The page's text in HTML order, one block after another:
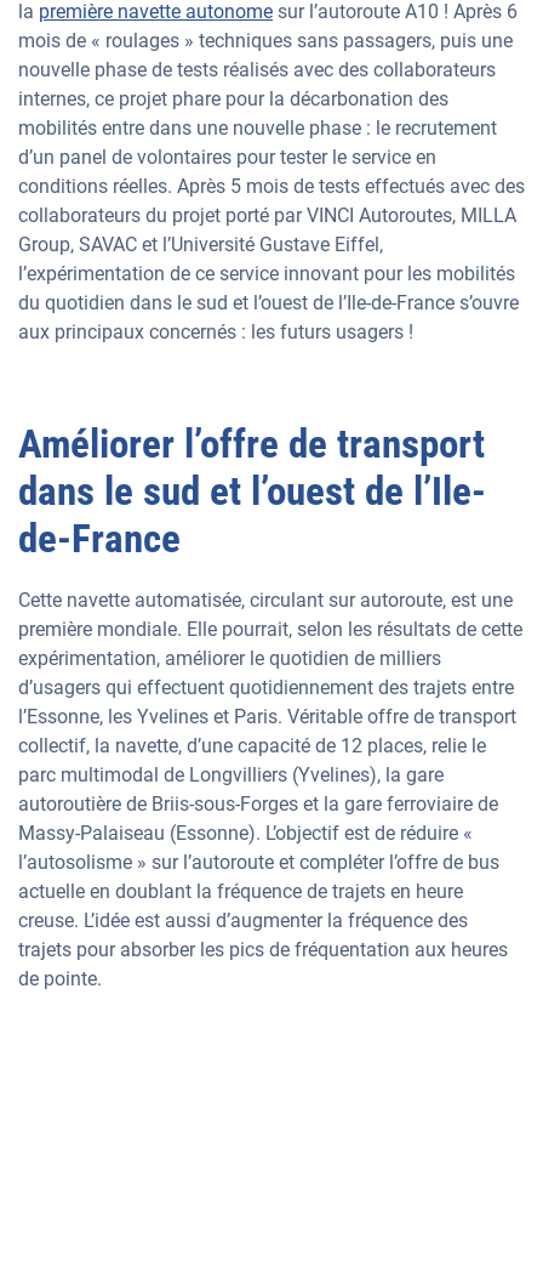
la première navette autonome sur l’autoroute A10 ! Après 6
mois de « roulages » techniques sans passagers, puis une
nouvelle phase de tests réalisés avec des collaborateurs
internes, ce projet phare pour la décarbonation des
mobilités entre dans une nouvelle phase : le recrutement
d’un panel de volontaires pour tester le service en
conditions réelles. Après 5 mois de tests effectués avec des
collaborateurs du projet porté par VINCI Autoroutes, MILLA
Group, SAVAC et l’Université Gustave Eiffel,
l’expérimentation de ce service innovant pour les mobilités
du quotidien dans le sud et l’ouest de l’Ile-de-France s’ouvre
aux principaux concernés : les futurs usagers !
Améliorer l’offre de transport
dans le sud et l’ouest de l’Ile-
de-France
Cette navette automatisée, circulant sur autoroute, est une
première mondiale. Elle pourrait, selon les résultats de cette
expérimentation, améliorer le quotidien de milliers
d’usagers qui effectuent quotidiennement des trajets entre
l’Essonne, les Yvelines et Paris. Véritable offre de transport
collectif, la navette, d’une capacité de 12 places, relie le
parc multimodal de Longvilliers (Yvelines), la gare
autoroutière de Briis-sous-Forges et la gare ferroviaire de
Massy-Palaiseau (Essonne). L’objectif est de réduire «
l’autosolisme » sur l’autoroute et compléter l’offre de bus
actuelle en doublant la fréquence de trajets en heure
creuse. L’idée est aussi d’augmenter la fréquence des
trajets pour absorber les pics de fréquentation aux heures
de pointe.